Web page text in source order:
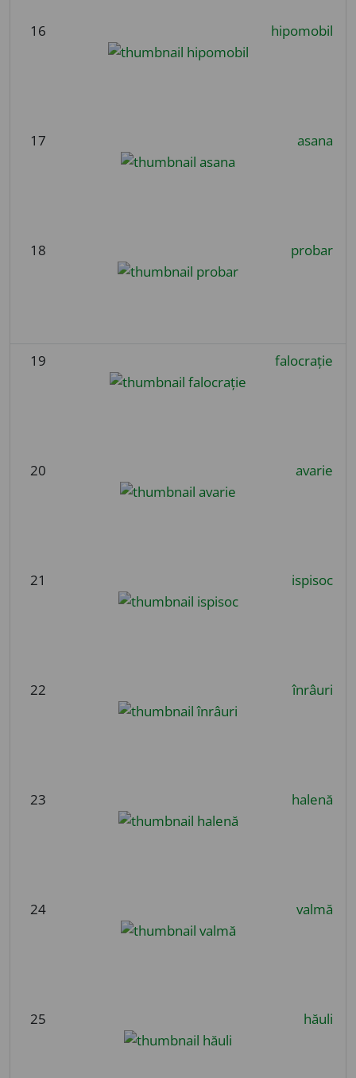
16 hipomobil
17 asana
18 probar
19 falocrație
20 avarie
21 ispisoc
22 înrâuri
23 halenă
24 valmă
25 hăuli